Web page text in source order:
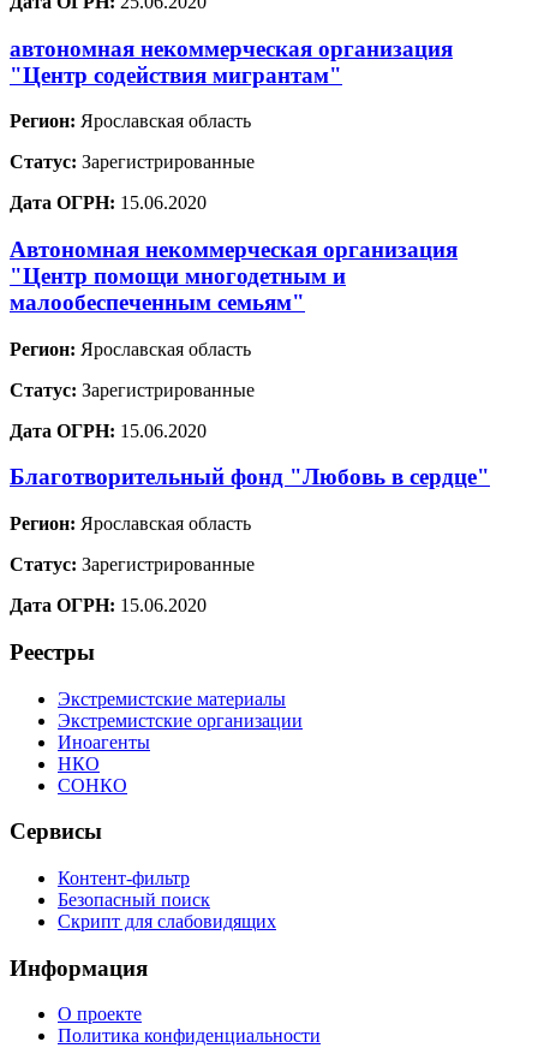
автономная некоммерческая организация
"Центр содействия мигрантам"
Регион: Ярославская область
Статус: Зарегистрированные
Дата ОГРН: 15.06.2020
Автономная некоммерческая организация
"Центр помощи многодетным и
малообеспеченным семьям"
Регион: Ярославская область
Статус: Зарегистрированные
Дата ОГРН: 15.06.2020
Благотворительный фонд "Любовь в сердце"
Регион: Ярославская область
Статус: Зарегистрированные
Дата ОГРН: 15.06.2020
Реестры
Экстремистские материалы
Экстремистские организации
Иноагенты
НКО
СОНКО
Сервисы
Контент-фильтр
Безопасный поиск
Скрипт для слабовидящих
Информация
О проекте
Политика конфиденциальности